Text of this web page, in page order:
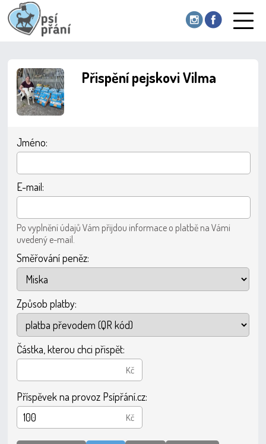
Přispění pejskovi Vilma
Jméno:
E-mail:
Po vyplnění údajů Vám přijdou informace o platbě na Vámi
uvedený e-mail.
Směřování peněz:
Způsob platby:
Částka, kterou chci přispět:
Kč
Příspěvek na provoz Psípřání.cz:
Kč